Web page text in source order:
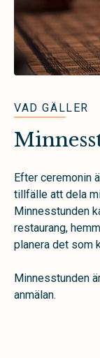
VAD GÄLLER
Efter ceremonin
tillfälle att dela
Minnesstunden
restaurang,
planera det som
Minnesstunden
anmälan.